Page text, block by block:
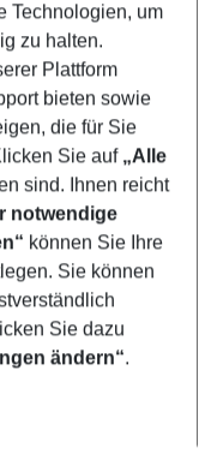
Technologien, um
zu halten.
Plattform
bieten sowie
die für Sie
Sie auf „Alle
sind. Ihnen reicht
notwendige
können Sie Ihre
Sie können
Sie dazu
ändern“.